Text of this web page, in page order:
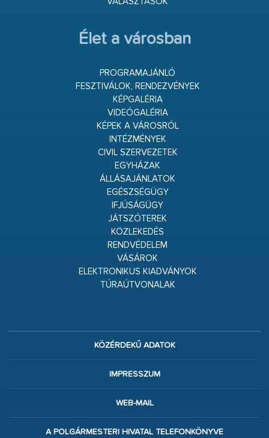
Élet a városban
PROGRAMAJÁNLÓ
FESZTIVÁLOK, RENDEZVÉNYEK
KÉPGALÉRIA
VIDEÓGALÉRIA
KÉPEK A VÁROSRÓL
INTÉZMÉNYEK
CIVIL SZERVEZETEK
EGYHÁZAK
ÁLLÁSAJÁNLATOK
EGÉSZSÉGÜGY
IFJÚSÁGÜGY
JÁTSZÓTEREK
KÖZLEKEDÉS
RENDVÉDELEM
VÁSÁROK
ELEKTRONIKUS KIADVÁNYOK
TÚRAÚTVONALAK
KÖZÉRDEKŰ ADATOK
IMPRESSZUM
WEB-MAIL
A POLGÁRMESTERI HIVATAL TELEFONKÖNYVE